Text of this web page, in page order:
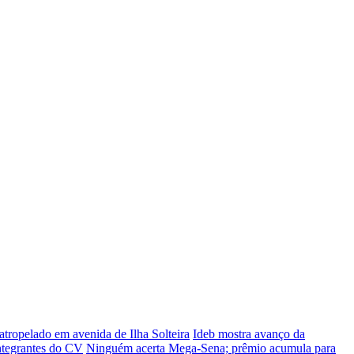
em avenida de Ilha Solteira Ideb mostra avanço da
do CV Ninguém acerta Mega-Sena; prêmio acumula para